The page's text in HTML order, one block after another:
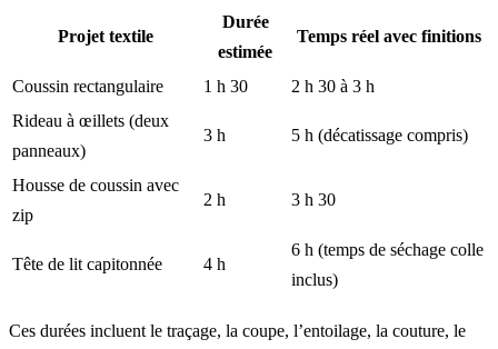
Projet textile
Durée
estimée
Temps réel avec finitions
Coussin rectangulaire 1 h 30
2 h 30 à 3 h
Rideau à œillets (deux
panneaux)
3 h 5 h (décatissage compris)
Housse de coussin avec
zip
2 h 3 h 30
Tête de lit capitonnée 4 h
6 h (temps de séchage colle
inclus)
Ces durées incluent le traçage, la coupe, l’entoilage, la couture, le